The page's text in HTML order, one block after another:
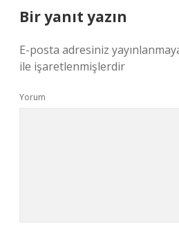
Bir yanıt yazın
E-posta adresiniz
ile işaretlenmişlerdir
Yorum